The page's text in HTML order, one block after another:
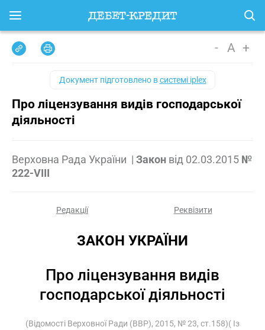
- A +
Документ підготовлено всистемі iplex
Про ліцензування видів господарської
діяльності
Верховна Рада України | Закон від 02.03.2015 №
222-VIII
Редакції Реквізити
ЗАКОН УКРАЇНИ
Про ліцензування видів
господарської діяльності
(Відомості Верховної Ради (ВВР), 2015, № 23, ст.158)( Із